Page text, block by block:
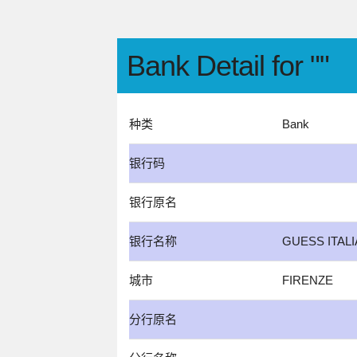
Bank Detail for ""
种类 Bank
银行码
银行原名
银行名称 GUESS
城市 FIRENZE
分行原名